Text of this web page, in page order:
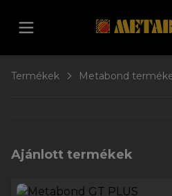
Termékek Metabond
Ajánlott termékek